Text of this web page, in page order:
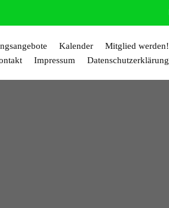
Kalender
Mitglied werden!
Impressum Datenschutzerklärung